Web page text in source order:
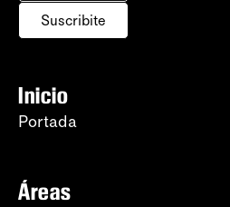
Suscribite
Inicio
Portada
Áreas